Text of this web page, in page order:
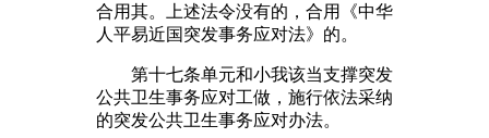
合用其。上述法令没有的，合用《中华
人平易近国突发事务应对法》的。
第十七条单元和小我该当支撑突发
公共卫生事务应对工做，施行依法采纳
的突发公共卫生事务应对办法。